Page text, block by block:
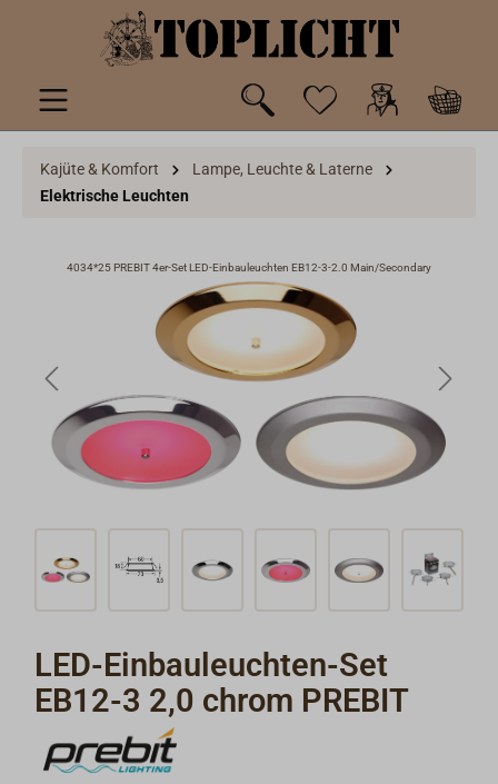
springen
Kajüte & Komfort
Lampe, Leuchte & Laterne
Elektrische Leuchten
4034*25 PREBIT 4er-Set LED-Einbauleuchten EB12-3-2.0 Main/Secondary
LED-Einbauleuchten-Set
EB12-3 2,0 chrom PREBIT